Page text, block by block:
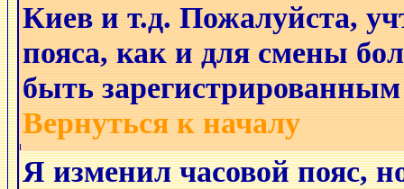
Киев и т.д. Пожалуйста,
пояса, как и для смены
быть зарегистрированным
Вернуться к началу
Я изменил часовой пояс,